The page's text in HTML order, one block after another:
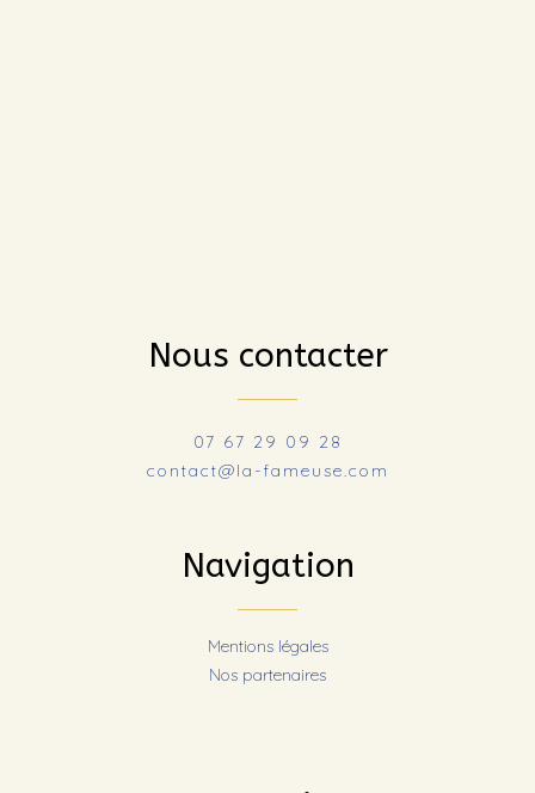
Nous contacter
07 67 29 09 28
contact@la-fameuse.com
Navigation
Mentions légales
Nos partenaires